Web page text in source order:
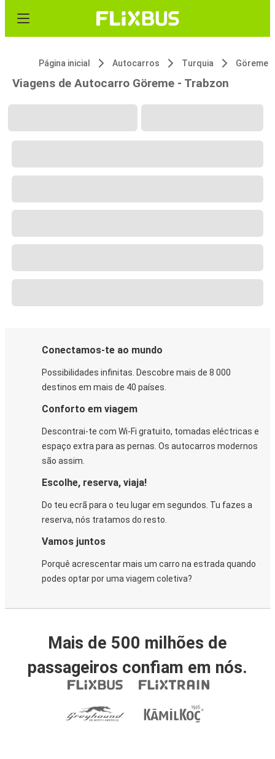
Página inicial Autocarros Turquia Göreme
Viagens de Autocarro Göreme - Trabzon
Conectamos-te ao mundo
Possibilidades infinitas. Descobre mais de 8 000
destinos em mais de 40 países.
Conforto em viagem
Descontrai-te com Wi-Fi gratuito, tomadas eléctricas e
espaço extra para as pernas. Os autocarros modernos
são assim.
Escolhe, reserva, viaja!
Do teu ecrã para o teu lugar em segundos. Tu fazes a
reserva, nós tratamos do resto.
Vamos juntos
Porquê acrescentar mais um carro na estrada quando
podes optar por uma viagem coletiva?
Mais de 500 milhões de
passageiros confiam em nós.